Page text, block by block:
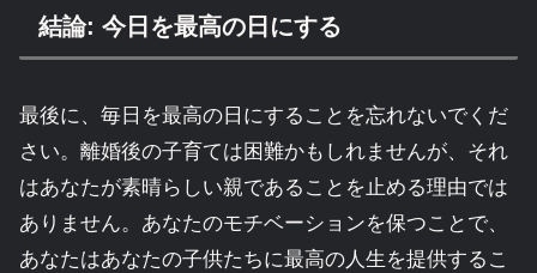
結論: 今日を最高の日にする
最後に、毎日を最高の日にすることを忘れないでくだ
さい。離婚後の子育ては困難かもしれませんが、それ
はあなたが素晴らしい親であることを止める理由では
ありません。あなたのモチベーションを保つことで、
あなたはあなたの子供たちに最高の人生を提供するこ